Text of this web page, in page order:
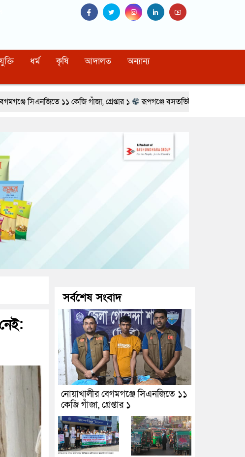
ধর্ম কৃষি আদালত অন্যান্য
কেজি গাঁজা, গ্রেপ্তার ১ রূপগঞ্জে বসতভিটায় বালু ফেলার প্রতিবাদে থানার সামনে
সর্বশেষ সংবাদ
নোয়াখালীর বেগমগঞ্জে সিএনজিতে ১১
কেজি গাঁজা, গ্রেপ্তার ১